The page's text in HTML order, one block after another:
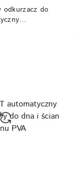
odkurzacz do
2 Pro
KOSZYKA